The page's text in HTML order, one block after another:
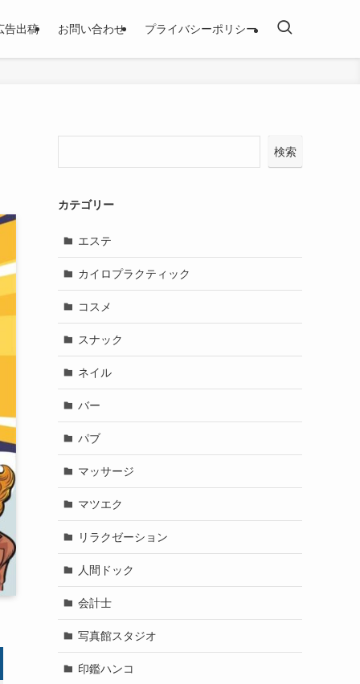
告出稿 お問い合わせ プライバシーポリシー
検索
カテゴリー
エステ
カイロプラクティック
コスメ
スナック
ネイル
バー
パブ
マッサージ
マツエク
リラクゼーション
人間ドック
会計士
写真館スタジオ
印鑑ハンコ